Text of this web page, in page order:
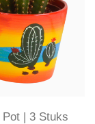
| 3 Stuks